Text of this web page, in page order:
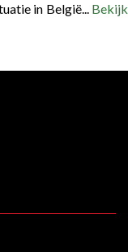
in België... Bekijk